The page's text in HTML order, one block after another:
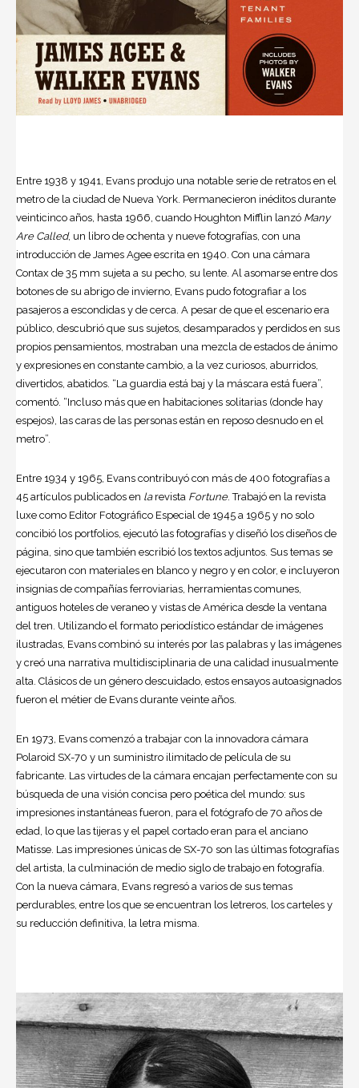
Entre 1938 y 1941, Evans produjo una notable serie de retratos en el
metro de la ciudad de Nueva York. Permanecieron inéditos durante
veinticinco años, hasta 1966, cuando Houghton Mifflin lanzó Many
Are Called, un libro de ochenta y nueve fotografías, con una
introducción de James Agee escrita en 1940. Con una cámara
Contax de 35 mm sujeta a su pecho, su lente. Al asomarse entre dos
botones de su abrigo de invierno, Evans pudo fotografiar a los
pasajeros a escondidas y de cerca. A pesar de que el escenario era
público, descubrió que sus sujetos, desamparados y perdidos en sus
propios pensamientos, mostraban una mezcla de estados de ánimo
y expresiones en constante cambio, a la vez curiosos, aburridos,
divertidos, abatidos. “La guardia está baj y la máscara está fuera”,
comentó. “Incluso más que en habitaciones solitarias (donde hay
espejos), las caras de las personas están en reposo desnudo en el
metro”.
Entre 1934 y 1965, Evans contribuyó con más de 400 fotografías a
45 artículos publicados en larevista Fortune. Trabajó en la revista
luxe como Editor Fotográfico Especial de 1945 a 1965 y no solo
concibió los portfolios, ejecutó las fotografías y diseñó los diseños de
página, sino que también escribió los textos adjuntos. Sus temas se
ejecutaron con materiales en blanco y negro y en color, e incluyeron
insignias de compañías ferroviarias, herramientas comunes,
antiguos hoteles de veraneo y vistas de América desde la ventana
del tren. Utilizando el formato periodístico estándar de imágenes
ilustradas, Evans combinó su interés por las palabras y las imágenes
y creó una narrativa multidisciplinaria de una calidad inusualmente
alta. Clásicos de un género descuidado, estos ensayos autoasignados
fueron el métier de Evans durante veinte años.
En 1973, Evans comenzó a trabajar con la innovadora cámara
Polaroid SX-70 y un suministro ilimitado de película de su
fabricante. Las virtudes de la cámara encajan perfectamente con su
búsqueda de una visión concisa pero poética del mundo: sus
impresiones instantáneas fueron, para el fotógrafo de 70 años de
edad, lo que las tijeras y el papel cortado eran para el anciano
Matisse. Las impresiones únicas de SX-70 son las últimas fotografías
del artista, la culminación de medio siglo de trabajo en fotografía.
Con la nueva cámara, Evans regresó a varios de sus temas
perdurables, entre los que se encuentran los letreros, los carteles y
su reducción definitiva, la letra misma.